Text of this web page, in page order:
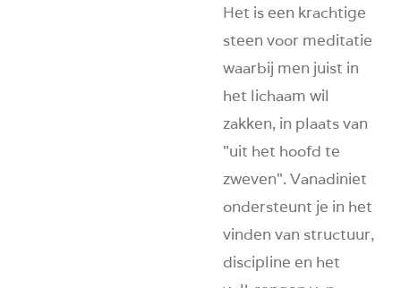
Het is een krachtige
steen voor meditatie
waarbij men juist in
het lichaam wil
zakken, in plaats van
"uit het hoofd te
zweven". Vanadiniet
ondersteunt je in het
vinden van structuur,
discipline en het